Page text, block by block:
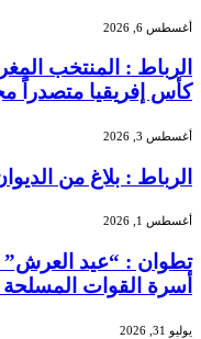
أغسطس 6, 2026
الرباط : المنتخب
كأس إفريقيا متصدراً
أغسطس 3, 2026
الرباط : بلاغ من
أغسطس 1, 2026
تطوان : “عيد العرش”
أسرة القوات
يوليو 31, 2026